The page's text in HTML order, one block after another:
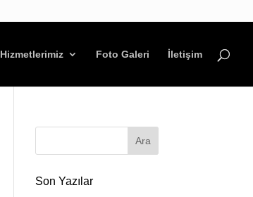
Hizmetlerimiz Foto Galeri İletişim
Son Yazılar